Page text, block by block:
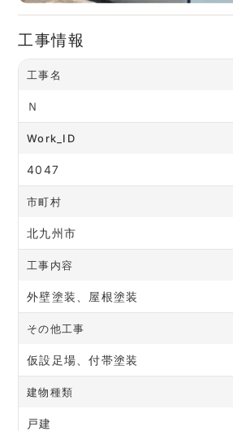
工事情報
工事名
Ｎ
Work_ID
4047
市町村
北九州市
工事内容
外壁塗装、屋根塗装
その他工事
仮設足場、付帯塗装
建物種類
戸建